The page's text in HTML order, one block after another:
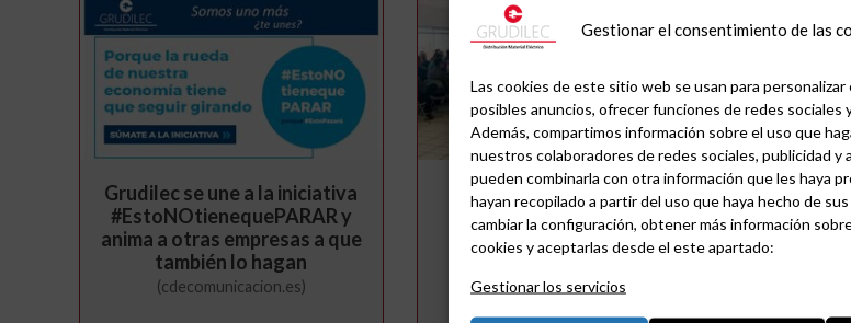
Gestionar el consentimiento de las
Las cookies de este sitio web se usan para
posibles anuncios, ofrecer funciones de redes sociales
Además, compartimos información sobre el uso que
nuestros colaboradores de redes sociales, publicidad y
pueden combinarla con otra información que les haya
hayan recopilado a partir del uso que haya hecho de
cambiar la configuración, obtener más información
cookies y aceptarlas desde el este apartado:
Gestionar los servicios
Grudilec se une a la iniciativa
#EstoNOtienequePARAR y
anima a otras empresas a que
también lo hagan
(cdecomunicacion.es)
Electro Idella forma a los
instaladores en energía
fotovoltaica
Grupo